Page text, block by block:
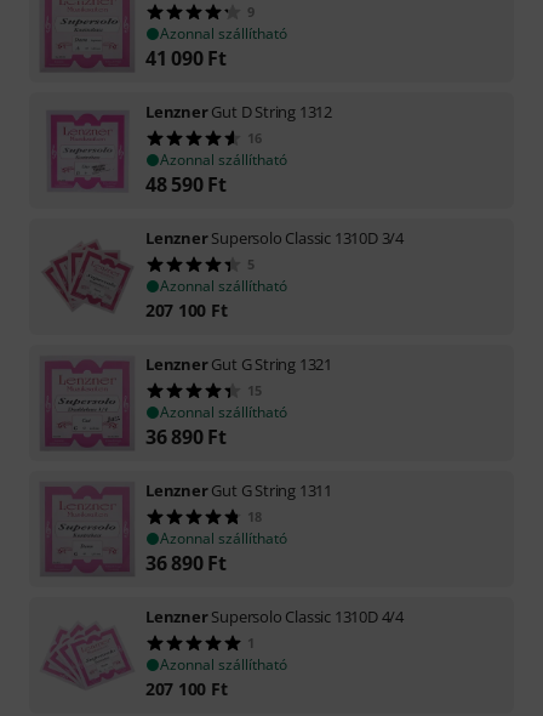
9
Azonnal szállítható
41 090 Ft
LenznerGut D String 1312
16
Azonnal szállítható
48 590 Ft
LenznerSupersolo Classic 1310D 3/4
5
Azonnal szállítható
207 100 Ft
LenznerGut G String 1321
15
Azonnal szállítható
36 890 Ft
LenznerGut G String 1311
18
Azonnal szállítható
36 890 Ft
LenznerSupersolo Classic 1310D 4/4
1
Azonnal szállítható
207 100 Ft